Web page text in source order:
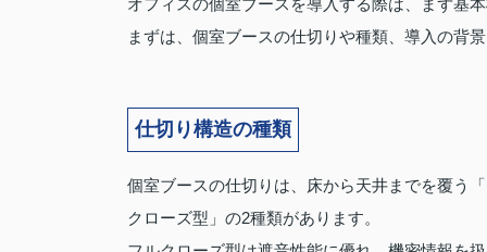
オフィスの個室ブースを導入する際は、まず基
まずは、個室ブースの仕切りや種類、導入の背
仕切り構造の種類
個室ブースの仕切りは、床から天井までを覆う
クローズ型」の2種類があります。